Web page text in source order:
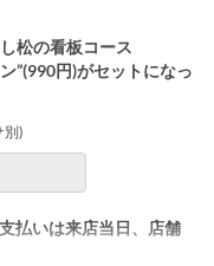
松の看板コース
”(990円)がセットになっ
別)
払いは来店当日、店舗